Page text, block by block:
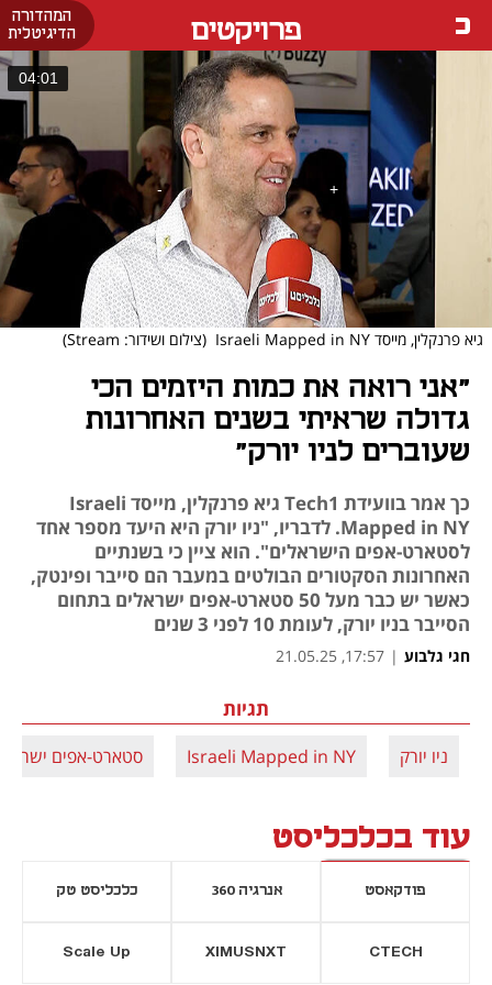
המהדורה
הדיגיטלית
פרויקטים
04:01
גיא פרנקלין, מייסד Israeli Mapped in NY (צילום ושידור: Stream)
"אני רואה את כמות היזמים הכי
גדולה שראיתי בשנים האחרונות
שעוברים לניו יורק"
כך אמר בוועידת Tech1 גיא פרנקלין, מייסד Israeli
Mapped in NY. לדבריו, "ניו יורק היא היעד מספר אחד
לסטארט-אפים הישראלים". הוא ציין כי בשנתיים
האחרונות הסקטורים הבולטים במעבר הם סייבר ופינטק,
כאשר יש כבר מעל 50 סטארט-אפים ישראלים בתחום
הסייבר בניו יורק, לעומת 10 לפני 3 שנים
חגי גלבוע |
17:57, 21.05.25
תגיות
ניו יורק Israeli Mapped in NY סטארט-אפים
עוד בכלכליסט
פודקאסט אנרגיה 360 כלכליסט טק
CTECH
XIMUSNXT
Scale Up